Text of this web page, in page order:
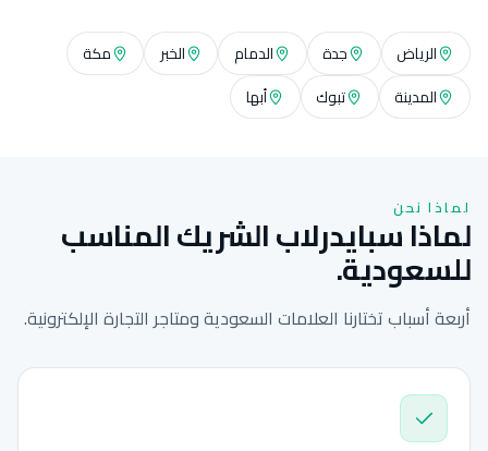
الرياض جدة الدمام الخبر
مكة
المدينة
تبوك أبها
لماذا نحن
لماذا سبايدرلاب الشريك المناسب
للسعودية.
أربعة أسباب تختارنا العلامات السعودية ومتاجر التجارة الإلكترونية.